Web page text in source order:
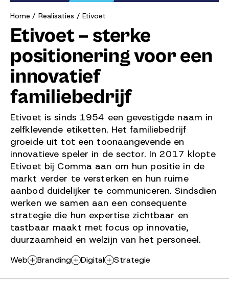
Home Realisaties Etivoet
Etivoet – sterke
positionering voor een
innovatief
familiebedrijf
Etivoet is sinds 1954 een gevestigde naam in
zelfklevende etiketten. Het familiebedrijf
groeide uit tot een toonaangevende en
innovatieve speler in de sector. In 2017 klopte
Etivoet bij Comma aan om hun positie in de
markt verder te versterken en hun ruime
aanbod duidelijker te communiceren. Sindsdien
werken we samen aan een consequente
strategie die hun expertise zichtbaar en
tastbaar maakt met focus op innovatie,
duurzaamheid en welzijn van het personeel.
Web Branding Digital Strategie